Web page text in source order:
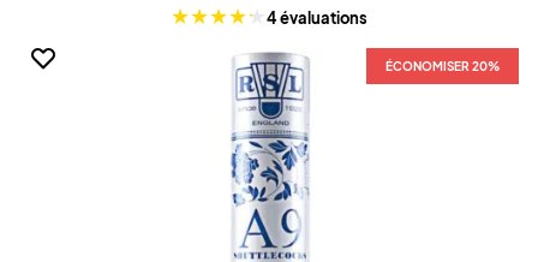
4 évaluations
ÉCONOMISER 20%